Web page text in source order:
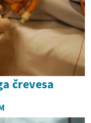
črevesa